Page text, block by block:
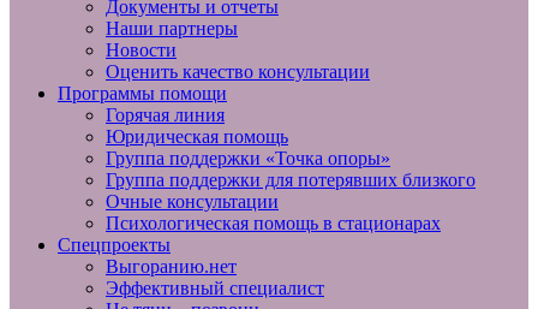
Документы и отчеты
Наши партнеры
Новости
Оценить качество консультации
Программы помощи
Горячая линия
Юридическая помощь
Группа поддержки «Точка опоры»
Группа поддержки для потерявших близкого
Очные консультации
Психологическая помощь в стационарах
Спецпроекты
Выгоранию.нет
Эффективный специалист